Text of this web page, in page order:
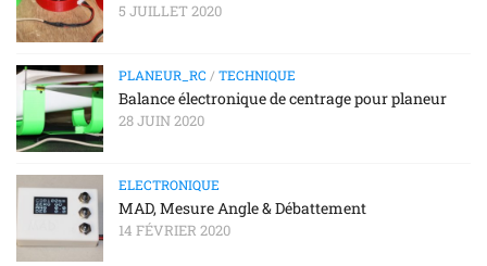
5 JUILLET 2020
PLANEUR_RC / TECHNIQUE
Balance électronique de centrage pour planeur
28 JUIN 2020
ELECTRONIQUE
MAD, Mesure Angle & Débattement
14 FÉVRIER 2020